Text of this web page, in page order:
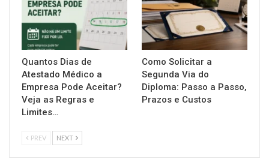
Quantos Dias de
Atestado Médico a
Empresa Pode Aceitar?
Veja as Regras e
Limites…
Como Solicitar a
Segunda Via do
Diploma: Passo a Passo,
Prazos e Custos
PREV NEXT